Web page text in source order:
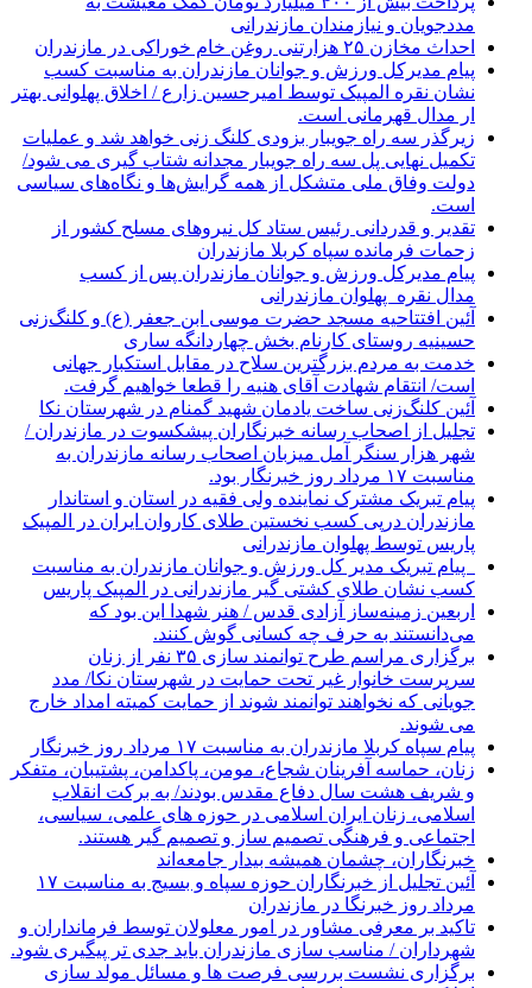
مددجویان و نیازمندان مازندرانی
احداث مخازن ۲۵ هزارتنی روغن خام خوراکی در مازندران
پیام مدیرکل ورزش و جوانان مازندران به مناسبت کسب
نشان نقره المپیک توسط امیرحسین زارع / اخلاق پهلوانی بهتر
ار مدال قهرمانی است.
زیرگذر سه راه جویبار بزودی کلنگ زنی خواهد شد و عملیات
تکمیل نهایی پل سه راه جویبار مجدانه شتاب گیری می شود/
دولت وفاق ملی متشکل از همه گرایش‌ها و نگاه‌های سیاسی
است.
تقدیر و قدردانی رئیس ستاد کل نیرو‌های مسلح کشور از
زحمات فرمانده سپاه کربلا مازندران
پیام مدیرکل ورزش و جوانان مازندران پس از کسب
مدال نقره پهلوان مازندرانی
آئین افتتاحیه مسجد حضرت موسی ابن جعفر (ع) و کلنگ‌زنی
حسینیه روستای کارنام بخش چهاردانگه ساری
خدمت به مردم بزرگترین سلاح در مقابل استکبار جهانی
است/ انتقام شهادت آقای هنیه را قطعا خواهیم گرفت.
آئین کلنگ‌زنی ساخت یادمان شهید گمنام در شهرستان نکا
تجلیل از اصحاب رسانه خبرنگاران پیشکسوت در مازندران /
شهر هزار سنگر آمل میزبان اصحاب رسانه مازندران به
مناسبت ۱۷ مرداد روز خبرنگار بود.
پیام تبریک مشترک نماینده ولی فقیه در استان و استاندار
مازندران درپی کسب نخستین طلای کاروان ایران در المپیک
پاریس توسط پهلوان مازندرانی
‍ ‍ پیام تبریک مدیر کل ورزش و جوانان مازندران به مناسبت
کسب نشان طلای کشتی گیر مازندرانی در المپیک پاریس
اربعین زمینه‌ساز آزادی قدس / هنر شهدا این بود که
می‌دانستند به حرف چه کسانی گوش کنند.
برگزاری مراسم طرح توانمند سازی ۳۵ نفر از زنان
سرپرست خانوار غیر تحت حمایت در شهرستان نکا/ مدد
جویانی که نخواهند توانمند شوند از حمایت کمیته امداد خارج
می شوند.
پیام سپاه کربلا مازندران به مناسبت ۱۷ مرداد روز خبرنگار
زنان، حماسه آفرینان شجاع، مومن، پاکدامن، پشتیبان، متفکر
و شریف هشت سال دفاع مقدس بودند/ به برکت انقلاب
اسلامی، زنان ایران اسلامی در حوزه های علمی، سیاسی،
اجتماعی و فرهنگی تصمیم ساز و تصمیم گیر هستند.
خبرنگاران، چشمان همیشه بیدار جامعه‌اند
آئین تجلیل از خبرنگاران حوزه سپاه و بسیج به مناسبت ۱۷
مرداد روز خبرنگا در مازندران
تاکید بر معرفی مشاور در امور معلولان توسط فرمانداران و
شهرداران / مناسب سازی مازندران باید جدی تر پیگیری شود.
برگزاری نشست بررسی فرصت ها و مسائل مولد سازی